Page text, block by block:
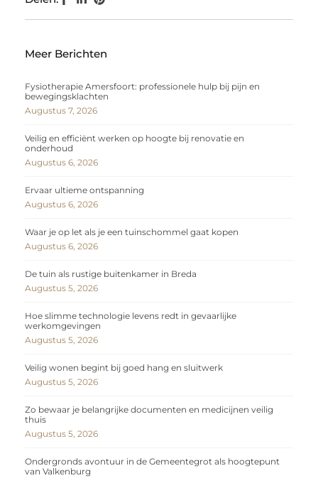
Meer Berichten
Fysiotherapie Amersfoort: professionele hulp bij pijn en
bewegingsklachten
Augustus 7, 2026
Veilig en efficiënt werken op hoogte bij renovatie en
onderhoud
Augustus 6, 2026
Ervaar ultieme ontspanning
Augustus 6, 2026
Waar je op let als je een tuinschommel gaat kopen
Augustus 6, 2026
De tuin als rustige buitenkamer in Breda
Augustus 5, 2026
Hoe slimme technologie levens redt in gevaarlijke
werkomgevingen
Augustus 5, 2026
Veilig wonen begint bij goed hang en sluitwerk
Augustus 5, 2026
Zo bewaar je belangrijke documenten en medicijnen veilig
thuis
Augustus 5, 2026
Ondergronds avontuur in de Gemeentegrot als hoogtepunt
van Valkenburg